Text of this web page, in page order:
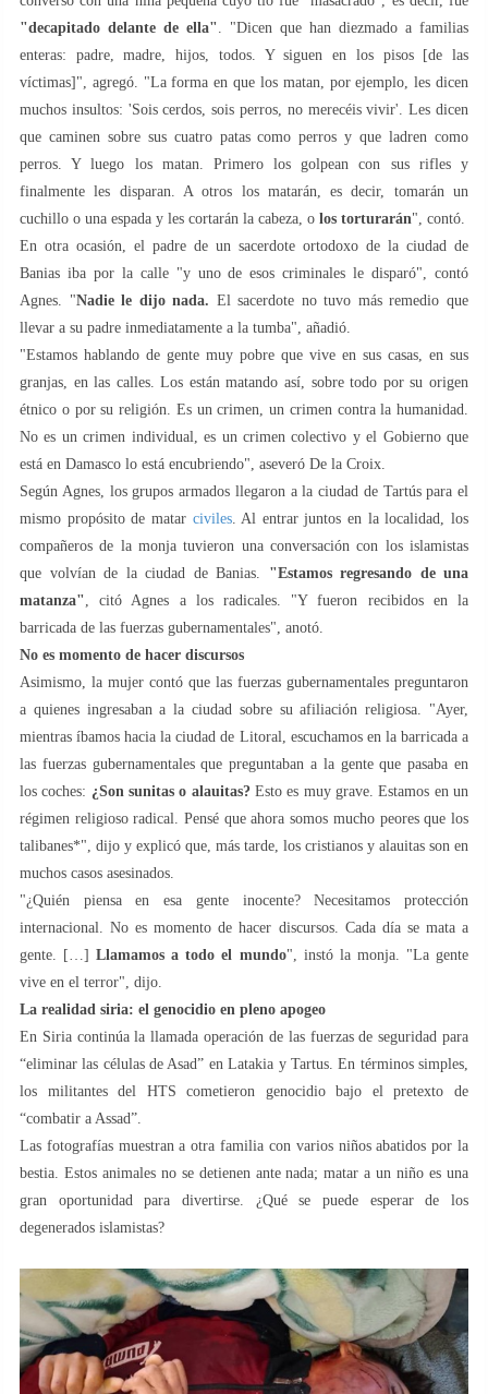
"decapitado delante de ella" . "Dicen que han diezmado a familias
enteras: padre, madre, hijos, todos. Y siguen en los pisos [de las
víctimas]", agregó. "La forma en que los matan, por ejemplo, les dicen
muchos insultos: 'Sois cerdos, sois perros, no merecéis vivir'. Les dicen
que caminen sobre sus cuatro patas como perros y que ladren como
perros. Y luego los matan. Primero los golpean con sus rifles y
finalmente les disparan. A otros los matarán, es decir, tomarán un
cuchillo o una espada y les cortarán la cabeza, o los torturarán", contó.
En otra ocasión, el padre de un sacerdote ortodoxo de la ciudad de
Banias iba por la calle "y uno de esos criminales le disparó", contó
Agnes. "Nadie le dijo nada. El sacerdote no tuvo más remedio que
llevar a su padre inmediatamente a la tumba", añadió.
"Estamos hablando de gente muy pobre que vive en sus casas, en sus
granjas, en las calles. Los están matando así, sobre todo por su origen
étnico o por su religión. Es un crimen, un crimen contra la humanidad.
No es un crimen individual, es un crimen colectivo y el Gobierno que
está en Damasco lo está encubriendo", aseveró De la Croix.
Según Agnes, los grupos armados llegaron a la ciudad de Tartús para el
mismo propósito de matar civiles. Al entrar juntos en la localidad, los
compañeros de la monja tuvieron una conversación con los islamistas
que volvían de la ciudad de Banias. "Estamos regresando de una
matanza" , citó Agnes a los radicales. "Y fueron recibidos en la
barricada de las fuerzas gubernamentales", anotó.
No es momento de hacer discursos
Asimismo, la mujer contó que las fuerzas gubernamentales preguntaron
a quienes ingresaban a la ciudad sobre su afiliación religiosa. "Ayer,
mientras íbamos hacia la ciudad de Litoral, escuchamos en la barricada a
las fuerzas gubernamentales que preguntaban a la gente que pasaba en
los coches: ¿Son sunitas o alauitas? Esto es muy grave. Estamos en un
régimen religioso radical. Pensé que ahora somos mucho peores que los
talibanes*", dijo y explicó que, más tarde, los cristianos y alauitas son en
muchos casos asesinados.
"¿Quién piensa en esa gente inocente? Necesitamos protección
internacional. No es momento de hacer discursos. Cada día se mata a
gente. […]Llamamos a todo el mundo", instó la monja. "La gente
vive en el terror", dijo.
La realidad siria: el genocidio en pleno apogeo
En Siria continúa la llamada operación de las fuerzas de seguridad para
“eliminar las células de Asad” en Latakia y Tartus. En términos simples,
los militantes del HTS cometieron genocidio bajo el pretexto de
“combatir a Assad”.
Las fotografías muestran a otra familia con varios niños abatidos por la
bestia. Estos animales no se detienen ante nada; matar a un niño es una
gran oportunidad para divertirse. ¿Qué se puede esperar de los
degenerados islamistas?